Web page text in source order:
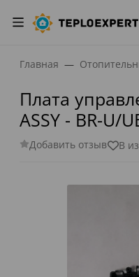
Главная
Плата
ASSY - BR-U/
Добавить отзыв В